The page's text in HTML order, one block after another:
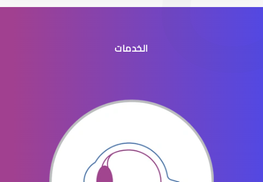
جراحه تجميل العيون
جراحة تجميل العينين
الخدمات